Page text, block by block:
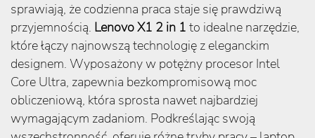
sprawiają, że codzienna praca staje się prawdziwą
przyjemnością. Lenovo X1 2 in 1 to idealne narzędzie,
które łączy najnowszą technologię z eleganckim
designem. Wyposażony w potężny procesor Intel
Core Ultra, zapewnia bezkompromisową moc
obliczeniową, która sprosta nawet najbardziej
wymagającym zadaniom. Podkreślając swoją